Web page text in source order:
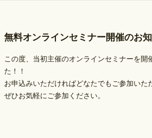
無料オンラインセミナー開催のお
この度、当初主催のオンラインセミナーを開
た！！
お申込みいただければどなたでもご参加いた
ぜひお気軽にご参加ください。